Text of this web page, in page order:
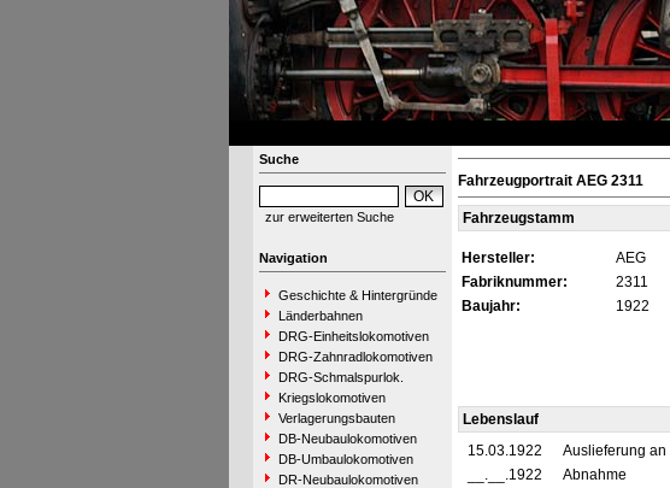
Suche
zur erweiterten Suche
Navigation
Geschichte & Hintergründe
Länderbahnen
DRG-Einheitslokomotiven
DRG-Zahnradlokomotiven
DRG-Schmalspurlok.
Kriegslokomotiven
Verlagerungsbauten
DB-Neubaulokomotiven
DB-Umbaulokomotiven
DR-Neubaulokomotiven
Fahrzeugportrait AEG 2311
Fahrzeugstamm
Hersteller: AEG
Fabriknummer:
2311
Baujahr:
1922
Lebenslauf
15.03.1922
Auslieferung
__.__.1922
Abnahme